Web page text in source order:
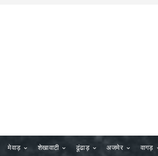
मेवाड़ शेखावाटी ढूंढाड़ अजमेर वागड़